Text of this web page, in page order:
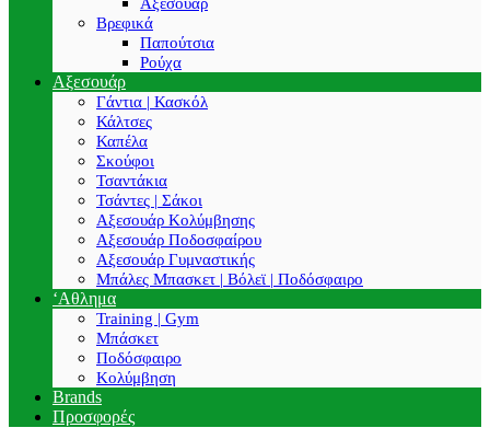
Βρεφικά
Παπούτσια
Ρούχα
Αξεσουάρ
Γάντια | Κασκόλ
Κάλτσες
Καπέλα
Σκούφοι
Τσαντάκια
Τσάντες | Σάκοι
Αξεσουάρ Κολύμβησης
Αξεσουάρ Ποδοσφαίρου
Αξεσουάρ Γυμναστικής
Μπάλες Μπασκετ | Βόλεϊ | Ποδόσφαιρο
‘Αθλημα
Training | Gym
Μπάσκετ
Ποδόσφαιρο
Κολύμβηση
Brands
Προσφορές